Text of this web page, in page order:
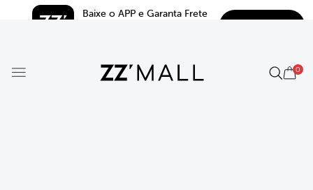
Baixe o APP e Garanta Frete
0